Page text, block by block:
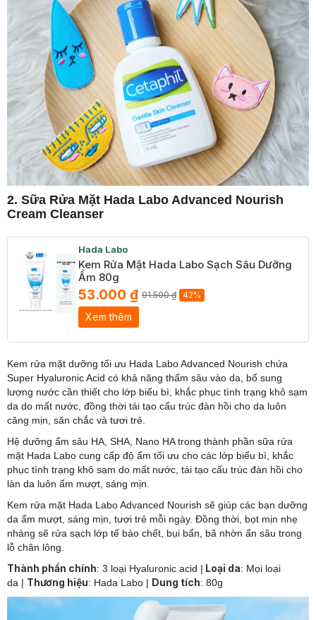
2. Sữa Rửa Mặt Hada Labo Advanced Nourish
Cream Cleanser
Hada Labo
Kem Rửa Mặt Hada Labo Sạch Sâu Dưỡng
Ẩm 80g
53.000 ₫ 91.500 ₫ 42%
Xem thêm
Kem rửa mặt dưỡng tối ưu Hada Labo Advanced Nourish chứa
Super Hyaluronic Acid có khả năng thấm sâu vào da, bổ sung
lượng nước cần thiết cho lớp biểu bì, khắc phục tình trạng khô sạm
da do mất nước, đồng thời tái tạo cấu trúc đàn hồi cho da luôn
căng mịn, săn chắc và tươi trẻ.
Hệ dưỡng ẩm sâu HA, SHA, Nano HA trong thành phần sữa rửa
mặt Hada Labo cung cấp độ ẩm tối ưu cho các lớp biểu bì, khắc
phục tình trạng khô sạm do mất nước, tái tạo cấu trúc đàn hồi cho
làn da luôn ẩm mượt, sáng mịn.
Kem rửa mặt Hada Labo Advanced Nourish sẽ giúp các bạn dưỡng
da ẩm mượt, sáng mịn, tươi trẻ mỗi ngày. Đồng thời, bọt mịn nhẹ
nhàng sẽ rửa sạch lớp tế bào chết, bụi bẩn, bã nhờn ẩn sâu trong
lỗ chân lông.
Thành phần chính: 3 loại Hyaluronic acid | Loại da: Mọi loại
da | Thương hiệu: Hada Labo | Dung tích: 80g